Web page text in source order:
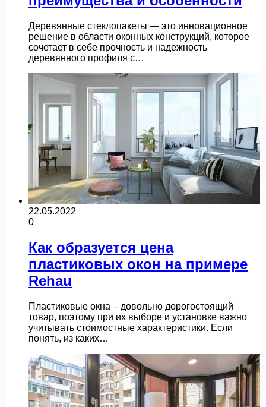
Деревянные стеклопакеты — это инновационное
решение в области оконных конструкций, которое
сочетает в себе прочность и надежность
деревянного профиля с…
22.05.2022
0
Как образуется цена
пластиковых окон на примере
Rehau
Пластиковые окна – довольно дорогостоящий
товар, поэтому при их выборе и установке важно
учитывать стоимостные характеристики. Если
понять, из каких…